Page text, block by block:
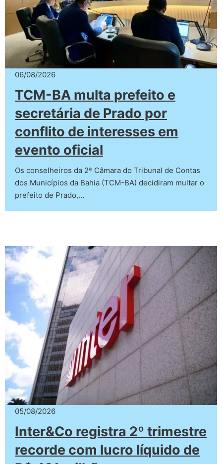
06/08/2026
TCM-BA multa prefeito e
secretária de Prado por
conflito de interesses em
evento oficial
Os conselheiros da 2ª Câmara do Tribunal de Contas
dos Municípios da Bahia (TCM-BA) decidiram multar o
prefeito de Prado,…
05/08/2026
Inter&Co registra 2º trimestre
recorde com lucro líquido de